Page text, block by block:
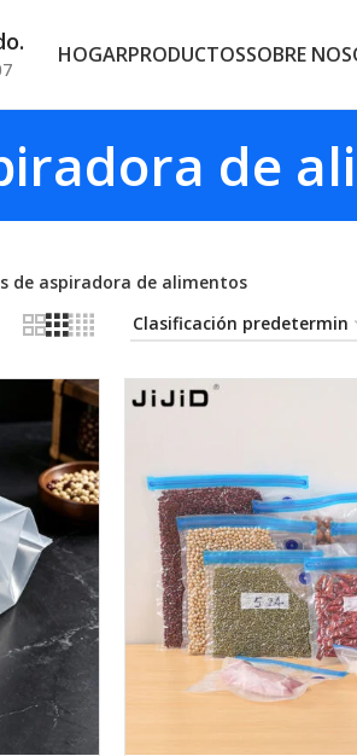
HOGARPRODUCTOSSOBRE
de
de aspiradora de alimentos